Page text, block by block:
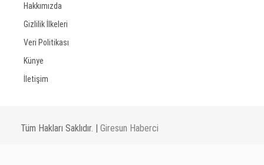
Hakkımızda
Gizlilik İlkeleri
Veri Politikası
Künye
İletişim
Tüm Hakları Saklıdır. | Giresun Haberci